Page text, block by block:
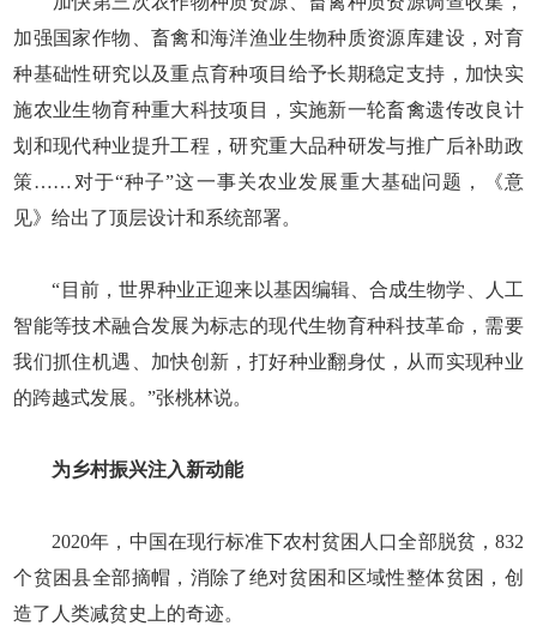
加强国家作物、畜禽和海洋渔业生物种质资源库建设，对育
种基础性研究以及重点育种项目给予长期稳定支持，加快实
施农业生物育种重大科技项目，实施新一轮畜禽遗传改良计
划和现代种业提升工程，研究重大品种研发与推广后补助政
策……对于“种子”这一事关农业发展重大基础问题，《意
见》给出了顶层设计和系统部署。
“目前，世界种业正迎来以基因编辑、合成生物学、人工
智能等技术融合发展为标志的现代生物育种科技革命，需要
我们抓住机遇、加快创新，打好种业翻身仗，从而实现种业
的跨越式发展。”张桃林说。
为乡村振兴注入新动能
2020年，中国在现行标准下农村贫困人口全部脱贫，832
个贫困县全部摘帽，消除了绝对贫困和区域性整体贫困，创
造了人类减贫史上的奇迹。